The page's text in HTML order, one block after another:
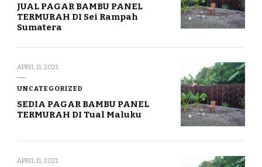
JUAL PAGAR BAMBU PANEL
TERMURAH DI Sei Rampah
Sumatera
APRIL 11, 2021
UNCATEGORIZED
SEDIA PAGAR BAMBU PANEL
TERMURAH DI Tual Maluku
APRIL 11, 2021